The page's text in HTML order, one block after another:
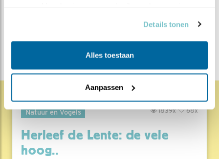
Details tonen
Alles toestaan
Aanpassen
Natuur en Vogels 68x
1839x
Herleef de Lente: de vele
hoog..